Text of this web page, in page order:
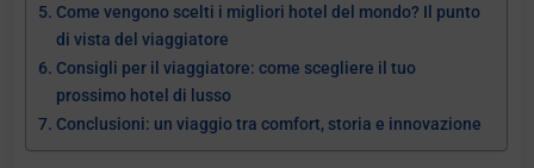
Come vengono scelti i migliori hotel del mondo? Il punto
di vista del viaggiatore
Consigli per il viaggiatore: come scegliere il tuo
prossimo hotel di lusso
Conclusioni: un viaggio tra comfort, storia e innovazione